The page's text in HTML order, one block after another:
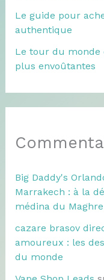
Le guide pour
authentique
Le tour du monde
plus envoûtantes
Big Daddy's
Marrakech : à la
médina du
cazare brasov
amoureux : les
du monde